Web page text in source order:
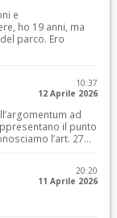
e
ho 19 anni, ma
parco. Ero
10:37
12 Aprile 2026
ad
il punto
l’art. 27...
20:20
11 Aprile 2026